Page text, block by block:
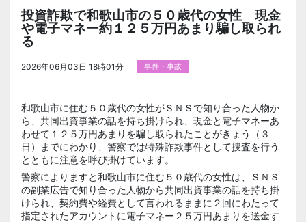
投資詐欺で和歌山市の５０歳代の女性 現金
や電子マネー約１２５万円あまり騙し取られ
る
2026年06月03日 18時01分 事件・事故
和歌山市に住む５０歳代の女性がＳＮＳで知り合った人物か
ら、共同出資事業の話を持ち掛けられ、現金と電子マネーあ
わせて１２５万円あまりを騙し取られたことがきょう（３
日）までにわかり、警察では特殊詐欺事件として捜査を行う
とともに注意を呼び掛けています。
警察によりますと和歌山市に住む５０歳代の女性は、ＳＮＳ
の副業広告で知り合った人物から共同出資事業の話を持ち掛
けられ、契約費や経費として言われるままに２回にわたって
指定されたアカウントに電子マネー２５万円あまりを送金す